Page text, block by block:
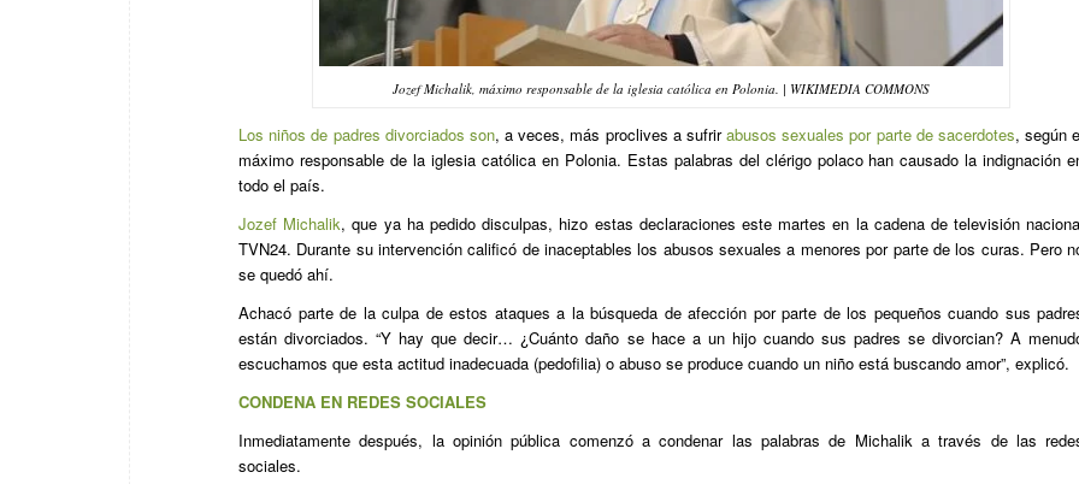
Jozef Michalik, máximo responsable de la iglesia católica en Polonia. | WIKIMEDIA COMMONS
Los niños de padres divorciados son, a veces, más proclives a sufrirabusos sexuales por parte de sacerdotes, según
máximo responsable de la iglesia católica en Polonia. Estas palabras del clérigo polaco han causado la indignación
todo el país.
Jozef Michalik, que ya ha pedido disculpas, hizo estas declaraciones este martes en la cadena de televisión
TVN24. Durante su intervención calificó de inaceptables los abusos sexuales a menores por parte de los curas. Pero
se quedó ahí.
Achacó parte de la culpa de estos ataques a la búsqueda de afección por parte de los pequeños cuando sus
están divorciados. “Y hay que decir… ¿Cuánto daño se hace a un hijo cuando sus padres se divorcian? A
escuchamos que esta actitud inadecuada (pedofilia) o abuso se produce cuando un niño está buscando amor”, explicó.
CONDENA EN REDES SOCIALES
Inmediatamente después, la opinión pública comenzó a condenar las palabras de Michalik a través de las
sociales.